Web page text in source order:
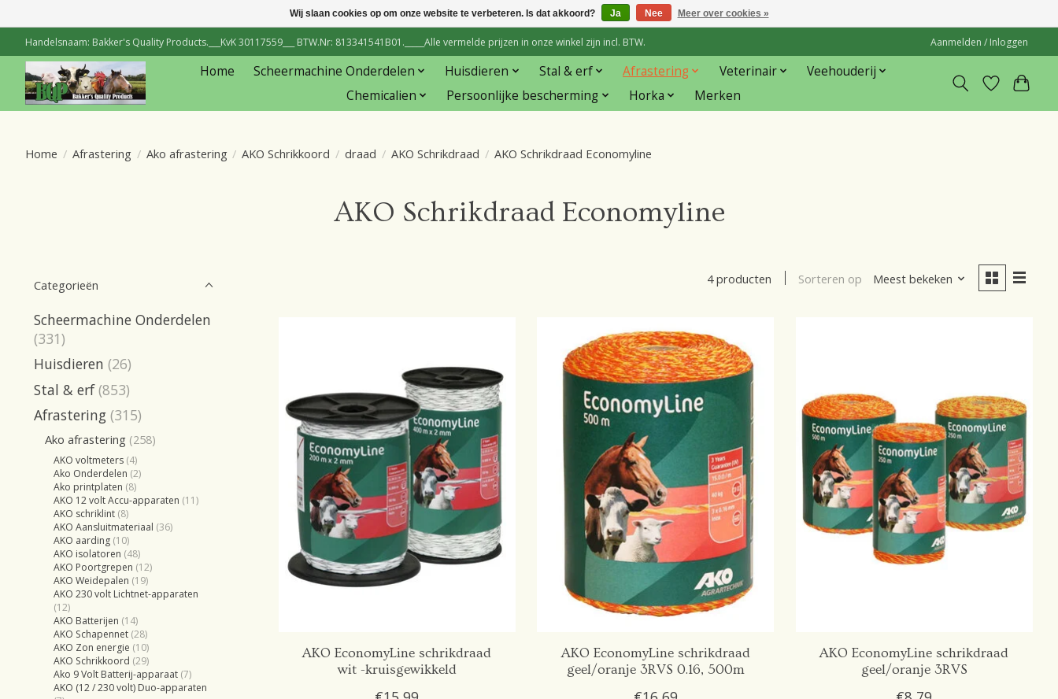
Handelsnaam: Bakker's Quality Products.___KvK 30117559___ BTW.Nr: 813341541B01._____Alle vermelde prijzen in onze winkel zijn incl. BTW. Aanmelden / Inloggen
Home Scheermachine Onderdelen Huisdieren Stal & erf Afrastering Veterinair
Veehouderij
Chemicalien
Persoonlijke bescherming Horka Merken
Home / Afrastering / Ako afrastering / AKO Schrikkoord / draad / AKO Schrikdraad / AKO Schrikdraad Economyline
AKO Schrikdraad Economyline
Categorieën
Scheermachine Onderdelen
(331)
Huisdieren (26)
Stal & erf (853)
Afrastering (315)
Ako afrastering (258)
AKO voltmeters (4)
Ako Onderdelen (2)
Ako printplaten (8)
AKO 12 volt Accu-apparaten (11)
AKO schriklint (8)
AKO Aansluitmateriaal (36)
AKO aarding (10)
AKO isolatoren (48)
AKO Poortgrepen (12)
AKO Weidepalen (19)
AKO 230 volt Lichtnet-apparaten
(12)
AKO Batterijen (14)
AKO Schapennet (28)
AKO Zon energie (10)
AKO Schrikkoord (29)
Ako 9 Volt Batterij-apparaat (7)
AKO (12 / 230 volt) Duo-apparaten
4 producten Sorteren op Meest bekeken
AKO EconomyLine schrikdraad
wit -kruisgewikkeld
AKO EconomyLine schrikdraad
geel/oranje 3RVS 0.16, 500m
AKO EconomyLine schrikdraad
geel/oranje 3RVS
Wij slaan cookies op om onze website te verbeteren. Is dat akkoord? Ja Nee Meer over cookies »